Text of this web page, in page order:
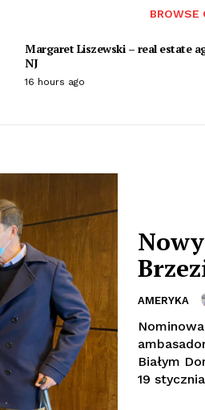
BROWSE
Margaret Liszewski – real estate
NJ
16 hours ago
AMERYKA
Białym
19